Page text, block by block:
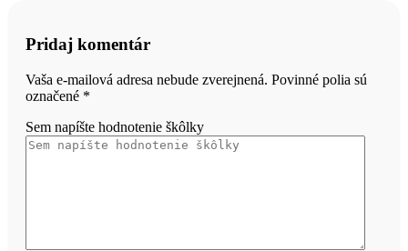
Pridaj komentár
Vaša e-mailová adresa nebude zverejnená. Povinné polia sú
označené *
Sem napíšte hodnotenie škôlky